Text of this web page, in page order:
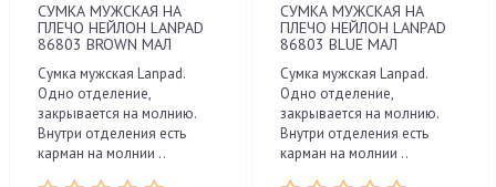
СУМКА МУЖСКАЯ НА
ПЛЕЧО НЕЙЛОН LANPAD
86803 BROWN МАЛ
Сумка мужская Lanpad.
Одно отделение,
закрывается на молнию.
Внутри отделения есть
карман на молнии ..
СУМКА МУЖСКАЯ НА
ПЛЕЧО НЕЙЛОН LANPAD
86803 BLUE МАЛ
Сумка мужская Lanpad.
Одно отделение,
закрывается на молнию.
Внутри отделения есть
карман на молнии ..